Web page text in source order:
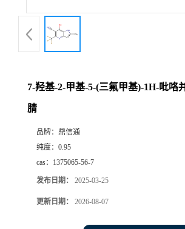
7-羟基-2-甲基-5-(三氟甲基)-1H-吡咯
腈
品牌： 鼎信通
纯度： 0.95
cas： 1375065-56-7
发布日期： 2025-03-25
更新日期： 2026-08-07